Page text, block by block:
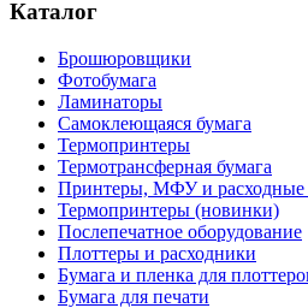
Каталог
Брошюровщики
Фотобумага
Ламинаторы
Самоклеющаяся бумага
Термопринтеры
Термотрансферная бумага
Принтеры, МФУ и расходные
Термопринтеры (новинки)
Послепечатное оборудование
Плоттеры и расходники
Бумага и пленка для
Бумага для печати